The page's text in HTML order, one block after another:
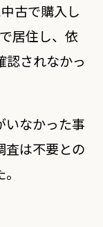
古で購入し
居住し、依
認されなかっ
いなかった事
査は不要との